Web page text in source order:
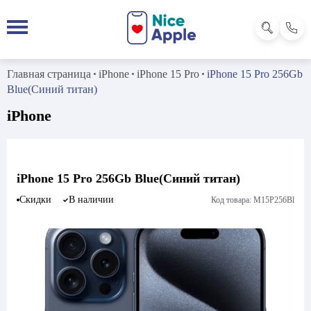
Главная страница iPhone iPhone 15 Pro
iPhone 15 Pro 256Gb
Blue(Синий титан)
iPhone
iPhone 15 Pro 256Gb Blue(Синий титан)
Скидки В наличии Код товара: M15P256Bl